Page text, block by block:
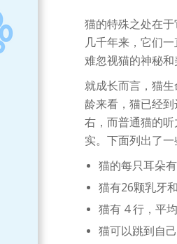
猫的特殊之处在于
几千年来，它们
难忽视猫的神秘和
就成长而言，猫
龄来看，猫已经
右，而普通猫的
实。下面列出了一
猫的每只耳朵有
猫有26颗乳牙
猫有 4 行，平
猫可以跳到自